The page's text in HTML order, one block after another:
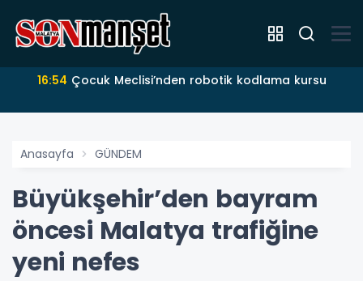
16:54 Çocuk Meclisi’nden robotik kodlama kursu
Anasayfa GÜNDEM
Büyükşehir’den bayram
öncesi Malatya trafiğine
yeni nefes